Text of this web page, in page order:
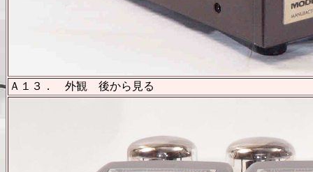
Ａ１３． 外観 後から見る